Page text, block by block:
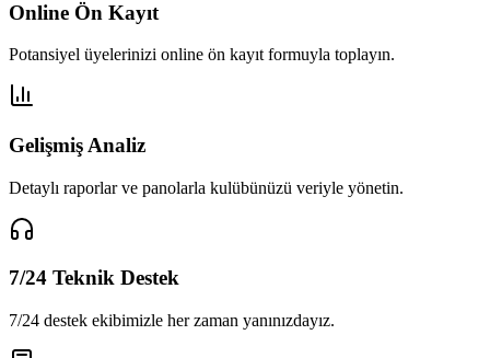
Online Ön Kayıt
Potansiyel üyelerinizi online ön kayıt formuyla toplayın.
Gelişmiş Analiz
Detaylı raporlar ve panolarla kulübünüzü veriyle yönetin.
7/24 Teknik Destek
7/24 destek ekibimizle her zaman yanınızdayız.